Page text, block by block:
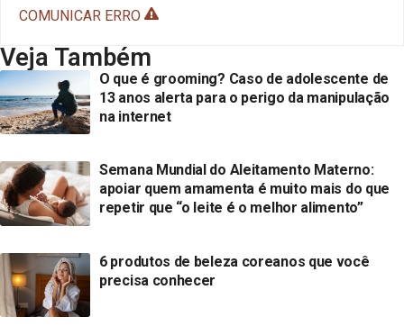
COMUNICAR ERRO
Veja Também
O que é grooming? Caso de adolescente de
13 anos alerta para o perigo da manipulação
na internet
Semana Mundial do Aleitamento Materno:
apoiar quem amamenta é muito mais do que
repetir que “o leite é o melhor alimento”
6 produtos de beleza coreanos que você
precisa conhecer